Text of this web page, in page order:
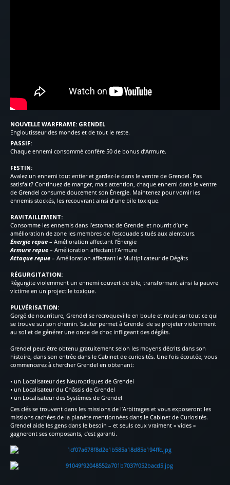
NOUVELLE WARFRAME: GRENDEL
Engloutisseur des mondes et de tout le reste.
PASSIF:
Chaque ennemi consommé confère 50 de bonus d’Armure.
FESTIN:
Avalez un ennemi tout entier et gardez-le dans le ventre de Grendel. Pas
satisfait? Continuez de manger, mais attention, chaque ennemi dans le ventre
de Grendel consume doucement son Énergie. Maintenez pour vomir les
ennemis stockés, les recouvrant ainsi d’une bile toxique.
RAVITAILLEMENT:
Consomme les ennemis dans l’estomac de Grendel et nourrit d’une
amélioration de zone les membres de l’escouade situés aux alentours.
Énergie repue – Amélioration affectant l’Énergie
Armure repue – Amélioration affectant l’Armure
Attaque repue – Amélioration affectant le Multiplicateur de Dégâts
RÉGURGITATION:
Régurgite violemment un ennemi couvert de bile, transformant ainsi la pauvre
victime en un projectile toxique.
PULVÉRISATION:
Gorgé de nourriture, Grendel se recroqueville en boule et roule sur tout ce qui
se trouve sur son chemin. Sauter permet à Grendel de se projeter violemment
au sol et de générer une onde de choc infligeant des dégâts.
Grendel peut être obtenu gratuitement selon les moyens décrits dans son
histoire, dans son entrée dans le Cabinet de curiosités. Une fois écoutée, vous
commencerez à chercher Grendel en obtenant:
• un Localisateur des Neuroptiques de Grendel
• un Localisateur du Châssis de Grendel
• un Localisateur des Systèmes de Grendel
Ces clés se trouvent dans les missions de l’Arbitrages et vous exposeront les
missions cachées de la planète mentionnées dans le Cabinet de Curiosités.
Grendel aide les gens dans le besoin – et seuls ceux vraiment « vides »
gagneront ses composants, c’est garanti.